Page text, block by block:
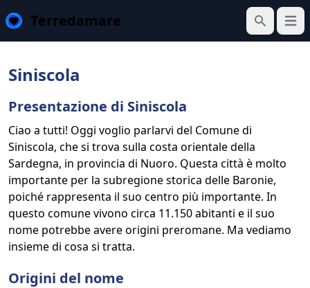
Terredamare
Cerca
Apri
Siniscola
Presentazione di Siniscola
Ciao a tutti! Oggi voglio parlarvi del Comune di
Siniscola, che si trova sulla costa orientale della
Sardegna, in provincia di Nuoro. Questa città è molto
importante per la subregione storica delle Baronie,
poiché rappresenta il suo centro più importante. In
questo comune vivono circa 11.150 abitanti e il suo
nome potrebbe avere origini preromane. Ma vediamo
insieme di cosa si tratta.
Origini del nome